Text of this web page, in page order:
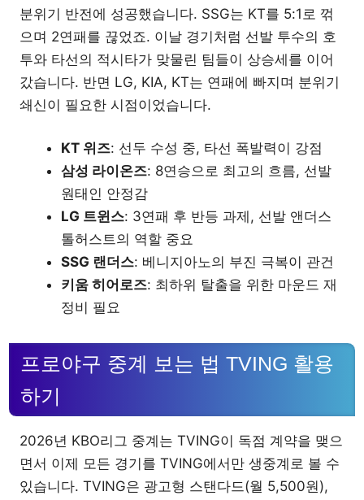
분위기 반전에 성공했습니다. SSG는 KT를 5:1로 꺾
으며 2연패를 끊었죠. 이날 경기처럼 선발 투수의 호
투와 타선의 적시타가 맞물린 팀들이 상승세를 이어
갔습니다. 반면 LG, KIA, KT는 연패에 빠지며 분위기
쇄신이 필요한 시점이었습니다.
KT 위즈: 선두 수성 중, 타선 폭발력이 강점
삼성 라이온즈: 8연승으로 최고의 흐름, 선발
원태인 안정감
LG 트윈스: 3연패 후 반등 과제, 선발 앤더스
톨허스트의 역할 중요
SSG 랜더스: 베니지아노의 부진 극복이 관건
키움 히어로즈: 최하위 탈출을 위한 마운드 재
정비 필요
프로야구 중계 보는 법 TVING 활용
하기
2026년 KBO리그 중계는 TVING이 독점 계약을 맺으
면서 이제 모든 경기를 TVING에서만 생중계로 볼 수
있습니다. TVING은 광고형 스탠다드(월 5,500원),